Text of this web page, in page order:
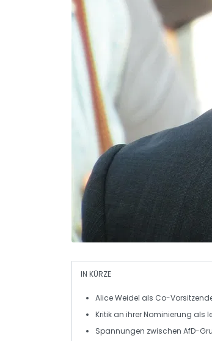
IN KÜRZE
Alice Weidel als Co-
Kritik an ihrer Nominierung als
Spannungen zwischen AfD-